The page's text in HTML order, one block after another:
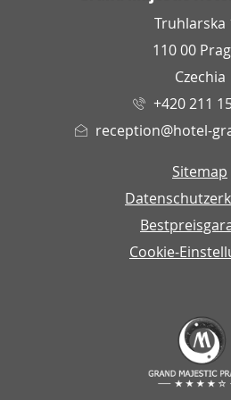
Truhlarska
110 00
Czechia
+420 211
reception@hotel-
Sitemap
Cookie-